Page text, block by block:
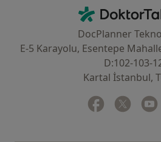
DocPlanner
E-5 Karayolu, Esentepe
D:102-103-
Kartal İstanbul,
Facebook
yeni birTwitter
yeni